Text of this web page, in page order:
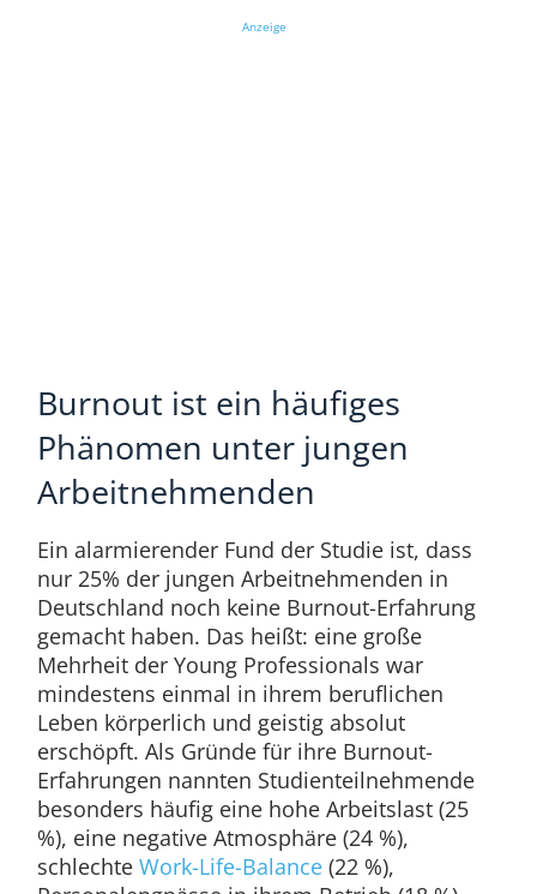
Anzeige
Burnout ist ein häufiges
Phänomen unter jungen
Arbeitnehmenden
Ein alarmierender Fund der Studie ist, dass
nur 25% der jungen Arbeitnehmenden in
Deutschland noch keine Burnout-Erfahrung
gemacht haben. Das heißt: eine große
Mehrheit der Young Professionals war
mindestens einmal in ihrem beruflichen
Leben körperlich und geistig absolut
erschöpft. Als Gründe für ihre Burnout-
Erfahrungen nannten Studienteilnehmende
besonders häufig eine hohe Arbeitslast (25
%), eine negative Atmosphäre (24 %),
schlechte Work-Life-Balance(22 %),